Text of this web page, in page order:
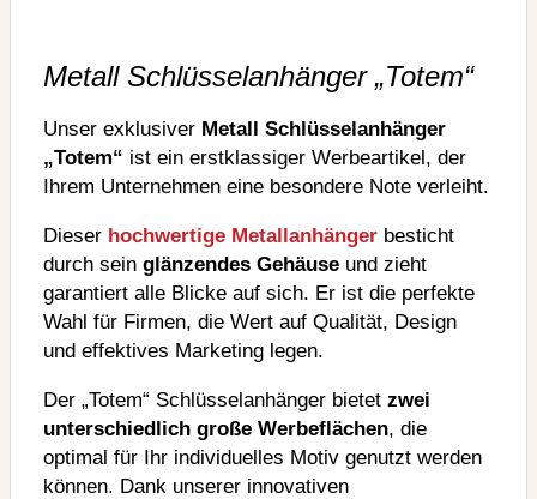
Metall Schlüsselanhänger „Totem“
Unser exklusiver Metall Schlüsselanhänger
„Totem“ ist ein erstklassiger Werbeartikel, der
Ihrem Unternehmen eine besondere Note verleiht.
Dieser hochwertige Metallanhänger besticht
durch sein glänzendes Gehäuse und zieht
garantiert alle Blicke auf sich. Er ist die perfekte
Wahl für Firmen, die Wert auf Qualität, Design
und effektives Marketing legen.
Der „Totem“ Schlüsselanhänger bietet zwei
unterschiedlich große Werbeflächen, die
optimal für Ihr individuelles Motiv genutzt werden
können. Dank unserer innovativen